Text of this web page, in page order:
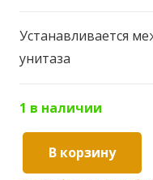
Устанавливается
унитаза
1 в наличии
Количество
В корзину